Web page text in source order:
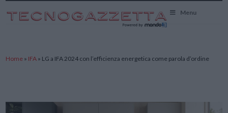
Menu
Home » IFA » LG a IFA 2024 con l’efficienza energetica come parola d’ordine